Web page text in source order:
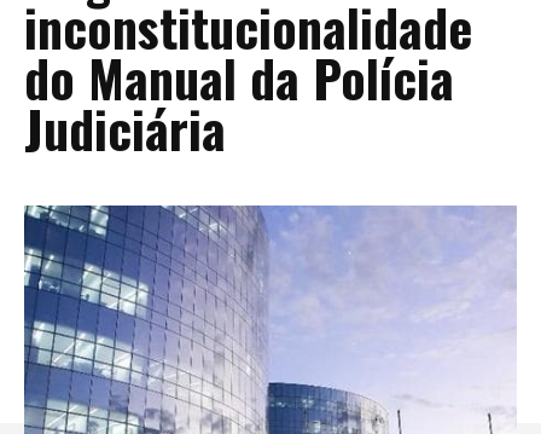
inconstitucionalidade
do Manual da Polícia
Judiciária